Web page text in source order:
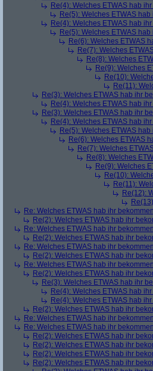
Re(4): Welches ETWAS hab
Re(5): Welches ETWAS
Re(4): Welches ETWAS hab
Re(5): Welches ETWAS
Re(6): Welches ETWAS
Re(7): Welches
Re(8): Welches
Re(9): Welches
Re(10):
Re(11):
Re(3): Welches ETWAS hab ihr
Re(4): Welches ETWAS hab
Re(3): Welches ETWAS hab ihr
Re(4): Welches ETWAS hab
Re(5): Welches ETWAS
Re(6): Welches ETWAS
Re(7): Welches
Re(8): Welches
Re(9): Welches
Re(10):
Re(11):
Re(12):
Re: Welches ETWAS hab ihr
Re(2): Welches ETWAS hab ihr
Re: Welches ETWAS hab ihr
Re(2): Welches ETWAS hab ihr
Re: Welches ETWAS hab ihr
Re(2): Welches ETWAS hab ihr
Re: Welches ETWAS hab ihr
Re(2): Welches ETWAS hab ihr
Re(3): Welches ETWAS hab ihr
Re(4): Welches ETWAS hab
Re(4): Welches ETWAS hab
Re(2): Welches ETWAS hab ihr
Re: Welches ETWAS hab ihr
Re: Welches ETWAS hab ihr
Re(2): Welches ETWAS hab ihr
Re(2): Welches ETWAS hab ihr
Re(2): Welches ETWAS hab ihr
Re(2): Welches ETWAS hab ihr